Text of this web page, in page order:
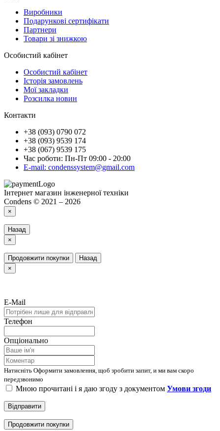
Виробники
Подарункові сертифікати
Партнери
Товари зі знижкою
Особистий кабінет
Особистий кабінет
Історія замовлень
Мої закладки
Розсилка новин
Контакти
+38 (093) 0790 072
+38 (093) 9539 174
+38 (067) 9539 175
Час роботи: Пн-Пт 09:00 - 20:00
E-mail: condenssystem@gmail.com
Інтернет магазин інженерної техніки
Condens © 2021 – 2026
×
Назад
×
Продовжити покупки
Назад
×
E-Mail
Телефон
Опціонально
Натисніть Оформити замовлення, щоб зробити запит, и ми вам скоро
передзвонимо
Мною прочитані і я даю згоду з документом Умови згоди
Відправити
Продовжити покупки